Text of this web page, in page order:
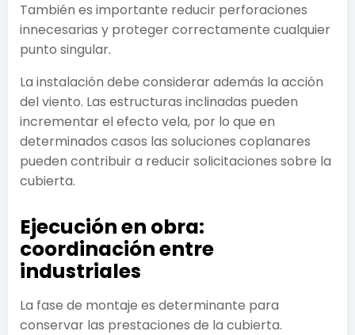
También es importante reducir perforaciones
innecesarias y proteger correctamente cualquier
punto singular.
La instalación debe considerar además la acción
del viento. Las estructuras inclinadas pueden
incrementar el efecto vela, por lo que en
determinados casos las soluciones coplanares
pueden contribuir a reducir solicitaciones sobre la
cubierta.
Ejecución en obra:
coordinación entre
industriales
La fase de montaje es determinante para
conservar las prestaciones de la cubierta.